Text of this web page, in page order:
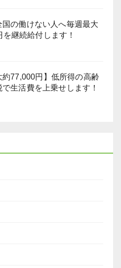
国の働けない人へ毎週最大
継続給付します！
約77,000円】低所得の高齢
生活費を上乗せします！